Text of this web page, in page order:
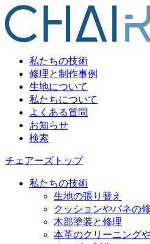
私たちの技術
修理と制作事例
生地について
私たちについて
よくある質問
お知らせ
検索
チェアーズトップ
私たちの技術
生地の張り替え
クッションやバネの
木部塗装と修理
本革のクリーニング